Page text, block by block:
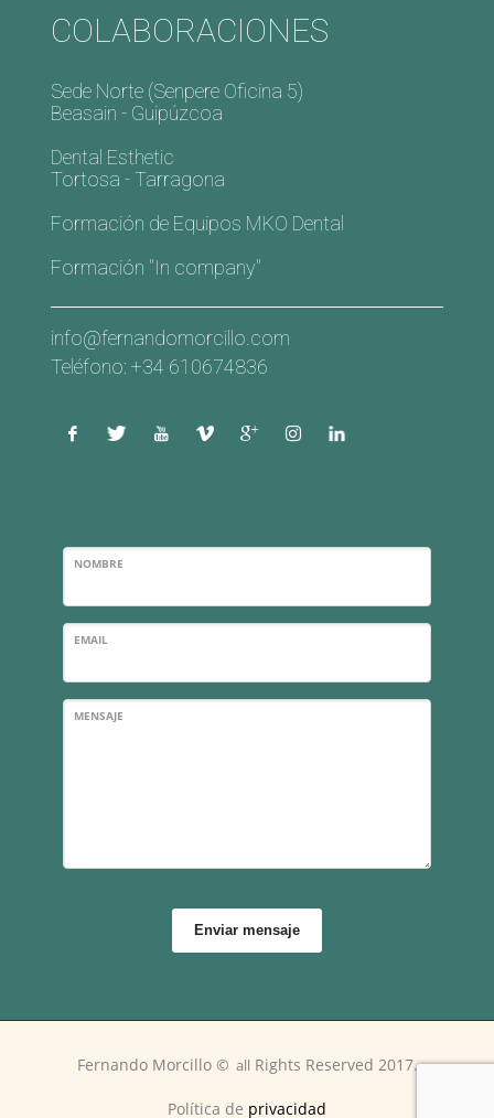
COLABORACIONES
Sede Norte (Senpere Oficina 5)
Beasain - Guipúzcoa
Dental Esthetic
Tortosa - Tarragona
Formación de Equipos MKO Dental
Formación "In company"
info@fernandomorcillo.com
Teléfono: +34 610674836
NOMBRE
EMAIL
MENSAJE
Enviar mensaje
Fernando Morcillo © all Rights Reserved 2017.
Política de privacidad